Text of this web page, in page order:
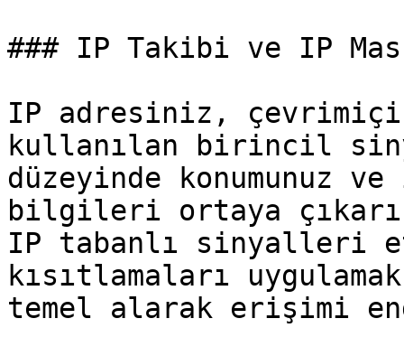
### IP Takibi ve IP
IP adresiniz,
kullanılan birincil
düzeyinde konumunuz
bilgileri ortaya
IP tabanlı sinyalleri
kısıtlamaları
temel alarak erişimi